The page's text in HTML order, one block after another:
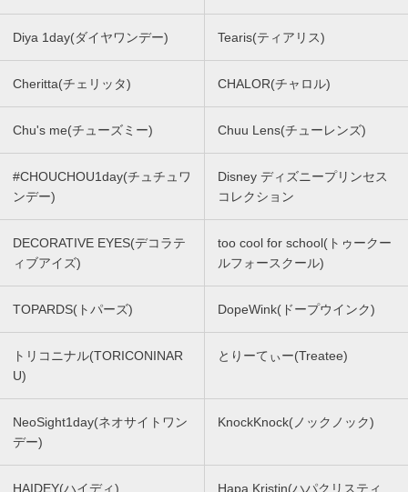
Diya 1day(ダイヤワンデー) Tearis(ティアリス)
Cheritta(チェリッタ) CHALOR(チャロル)
Chu's me(チューズミー) Chuu Lens(チューレンズ)
#CHOUCHOU1day(チュチュワ
ンデー)
Disney ディズニープリンセス
コレクション
DECORATIVE EYES(デコラテ
ィブアイズ)
too cool for school(トゥークー
ルフォースクール)
TOPARDS(トパーズ) DopeWink(ドープウインク)
トリコニナル(TORICONINAR
U)
とりーてぃー(Treatee)
NeoSight1day(ネオサイトワン
デー)
KnockKnock(ノックノック)
HAIDEY(ハイディ)
Hapa Kristin(ハパクリスティ